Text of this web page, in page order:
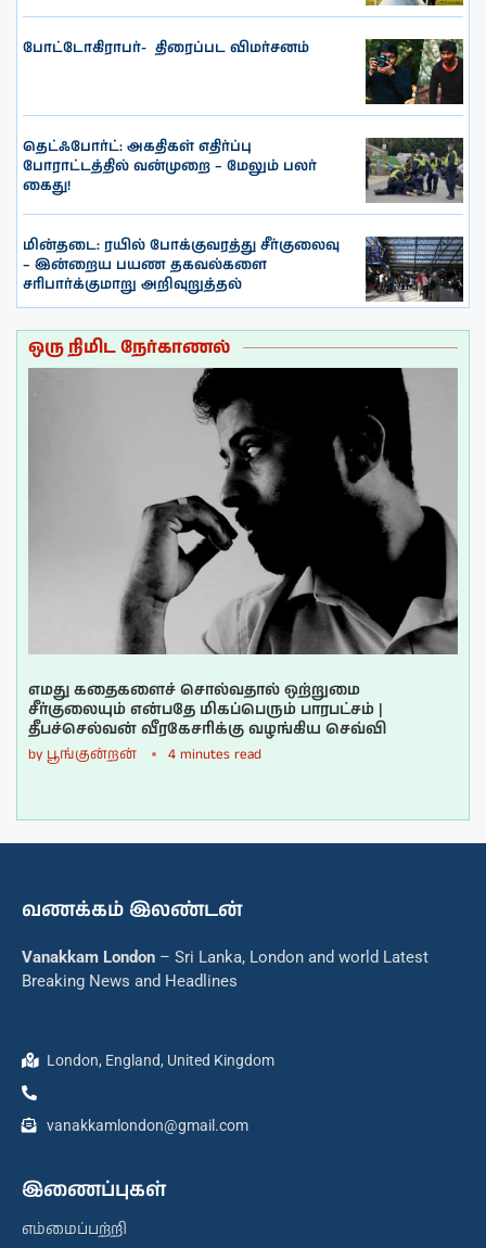
போட்டோகிராபர்- ‌ திரைப்பட விமர்சனம்
தெட்ஃபோர்ட்: அகதிகள் எதிர்ப்பு
போராட்டத்தில் வன்முறை – மேலும் பலர்
கைது!
மின்தடை: ரயில் போக்குவரத்து சீர்குலைவு
– இன்றைய பயண தகவல்களை
சரிபார்க்குமாறு அறிவுறுத்தல்
ஒரு நிமிட நேர்காணல்
எமது கதைகளைச் சொல்வதால் ஒற்றுமை
சீர்குலையும் என்பதே மிகப்பெரும் பாரபட்சம் |
தீபச்செல்வன் வீரகேசரிக்கு வழங்கிய செவ்வி
by பூங்குன்றன் 4 minutes read
வணக்கம் இலண்டன்
Vanakkam London – Sri Lanka, London and world Latest
Breaking News and Headlines
London, England, United Kingdom
vanakkamlondon@gmail.com
இணைப்புகள்
எம்மைப்பற்றி